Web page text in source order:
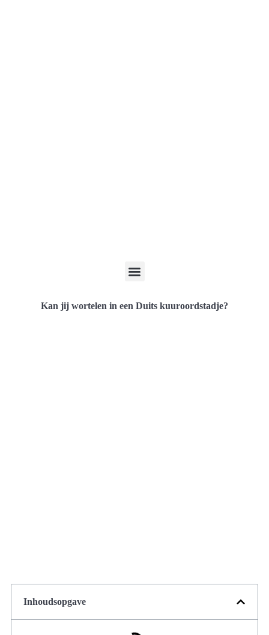
Kan jij wortelen in een Duits kuuroordstadje?
Inhoudsopgave